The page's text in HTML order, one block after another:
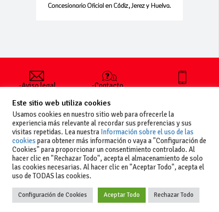
-Aviso legal
generales
de uso
-Política de
privacidad
-Política de
cookies
-Contacto
publicar un
anuncio
-Vende+
+34 627 35
Copyright La guia del motor
Este sitio web utiliza cookies
Usamos cookies en nuestro sitio web para ofrecerle la
experiencia más relevante al recordar sus preferencias y sus
visitas repetidas. Lea nuestra Información sobre el uso de las
cookies para obtener más información o vaya a "Configuración de
Cookies" para proporcionar un consentimiento controlado. Al
hacer clic en "Rechazar Todo", acepta el almacenamiento de solo
las cookies necesarias. Al hacer clic en "Aceptar Todo", acepta el
uso de TODAS las cookies.
Configuración de Cookies Aceptar Todo Rechazar Todo